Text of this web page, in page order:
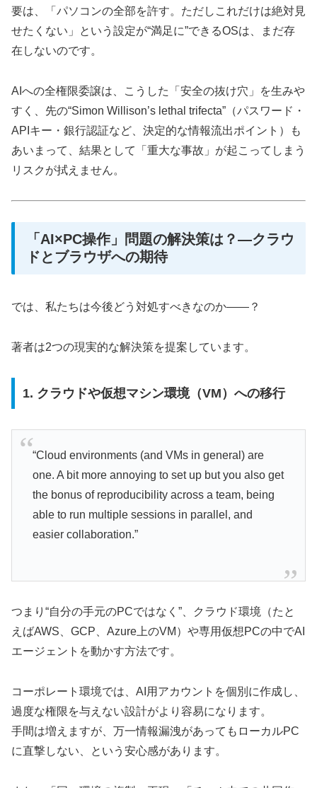
要は、「パソコンの全部を許す。ただしこれだけは絶対見
せたくない」という設定が“満足に”できるOSは、まだ存
在しないのです。
AIへの全権限委譲は、こうした「安全の抜け穴」を生みや
すく、先の“Simon Willison’s lethal trifecta”（パスワード・
APIキー・銀行認証など、決定的な情報流出ポイント）も
あいまって、結果として「重大な事故」が起こってしまう
リスクが拭えません。
「AI×PC操作」問題の解決策は？―クラウ
ドとブラウザへの期待
では、私たちは今後どう対処すべきなのか――？
著者は2つの現実的な解決策を提案しています。
1. クラウドや仮想マシン環境（VM）への移行
“Cloud environments (and VMs in general) are
one. A bit more annoying to set up but you also get
the bonus of reproducibility across a team, being
able to run multiple sessions in parallel, and
easier collaboration.”
つまり“自分の手元のPCではなく”、クラウド環境（たと
えばAWS、GCP、Azure上のVM）や専用仮想PCの中でAI
エージェントを動かす方法です。
コーポレート環境では、AI用アカウントを個別に作成し、
過度な権限を与えない設計がより容易になります。
手間は増えますが、万一情報漏洩があってもローカルPC
に直撃しない、という安心感があります。